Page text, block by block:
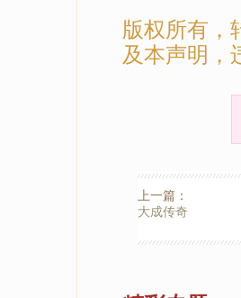
版权所有，
及本声明，
上一篇：
大成传奇